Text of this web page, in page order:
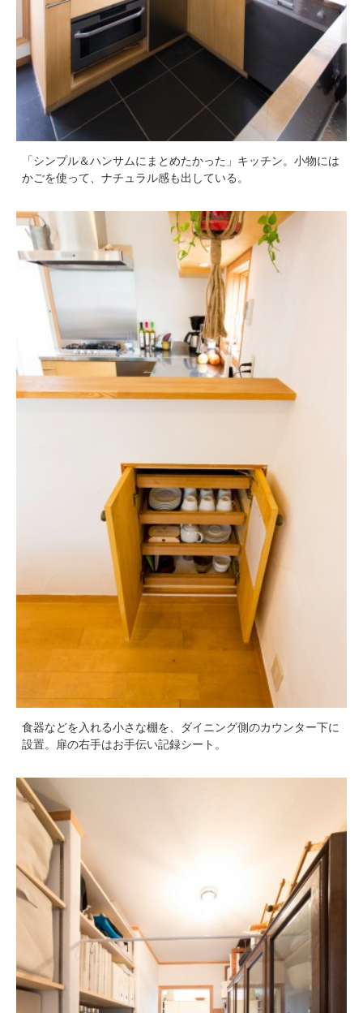
「シンプル＆ハンサムにまとめたかった」キッチン。小物には
かごを使って、ナチュラル感も出している。
食器などを入れる小さな棚を、ダイニング側のカウンター下に
設置。扉の右手はお手伝い記録シート。